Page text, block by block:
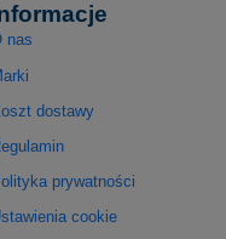
nas
dostawy
prywatności
cookie